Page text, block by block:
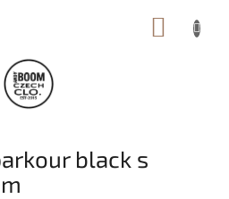
black s